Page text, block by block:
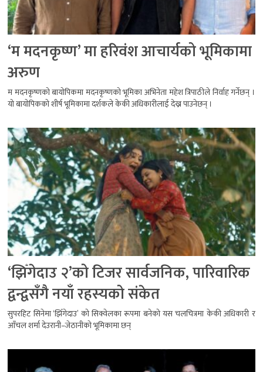
‘म मदनकृष्ण’ मा हरिवंश आचार्यको भूमिकामा
अरुण
म मदनकृष्णको बायोपिकमा मदनकृष्णको भूमिका अभिनेता महेश त्रिपाठीले निर्वाह गर्नेछन् ।
यो बायोपिकको शीर्ष भूमिकामा दर्शकले केकी अधिकारीलाई देख्न पाउनेछन् ।
‘झिँगेदाउ २’को टिजर सार्वजनिक, पारिवारिक
द्वन्द्वसँगै नयाँ रहस्यको संकेत
सुपरहिट सिनेमा ‘झिँगेदाउ’ को सिक्वेलका रूपमा बनेको यस चलचित्रमा केकी अधिकारी र
आँचल शर्मा देउरानी–जेठानीको भूमिकामा छन्